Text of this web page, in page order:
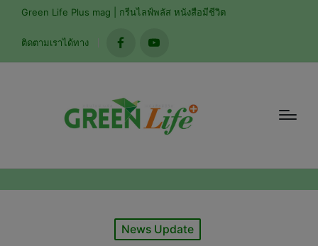
Green Life Plus mag | กรีนไลฟ์พลัส หนังสือมีชีวิต
ติดตามเราได้ทาง
facebookyoutube
Posted
News Update
modal-check